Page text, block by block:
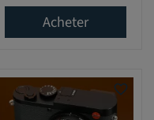
Acheter
favorite_border